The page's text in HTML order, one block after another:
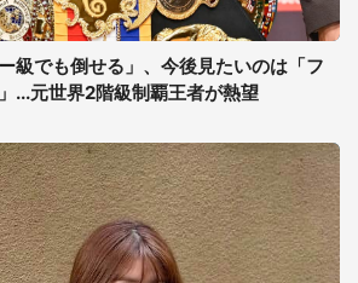
級でも倒せる」、今後見たいのは「フ
...元世界2階級制覇王者が熱望